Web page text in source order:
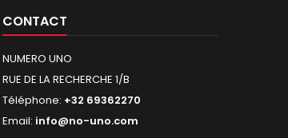
CONTACT
NUMERO UNO
RUE DE LA RECHERCHE 1/B
Téléphone: +32 69362270
Email: info@no-uno.com